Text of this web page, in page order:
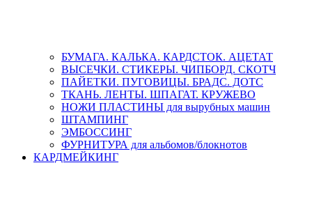
БУМАГА. КАЛЬКА. КАРДСТОК. АЦЕТАТ
ВЫСЕЧКИ. СТИКЕРЫ. ЧИПБОРД. СКОТЧ
ПАЙЕТКИ. ПУГОВИЦЫ. БРАДС. ДОТС
ТКАНЬ. ЛЕНТЫ. ШПАГАТ. КРУЖЕВО
НОЖИ ПЛАСТИНЫ для вырубных машин
ШТАМПИНГ
ЭМБОССИНГ
ФУРНИТУРА для альбомов/блокнотов
КАРДМЕЙКИНГ